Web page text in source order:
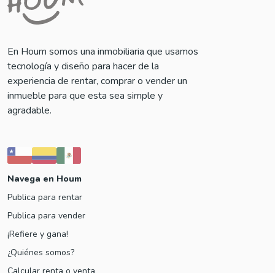
En Houm somos una inmobiliaria que usamos
tecnología y diseño para hacer de la
experiencia de rentar, comprar o vender un
inmueble para que esta sea simple y
agradable.
Navega en Houm
Publica para rentar
Publica para vender
¡Refiere y gana!
¿Quiénes somos?